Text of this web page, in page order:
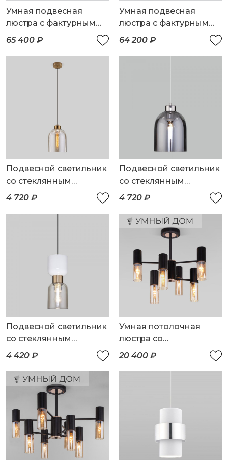
Умная подвесная
люстра с фактурным
стеклом
65 400 ₽
Умная подвесная
люстра с фактурным
стеклом
64 200 ₽
Подвесной светильник
со стеклянным
плафоном
4 720 ₽
Подвесной светильник
со стеклянным
плафоном
4 720 ₽
Подвесной светильник
со стеклянным
плафоном
4 420 ₽
Умная потолочная
люстра со
стеклянными
20 400 ₽